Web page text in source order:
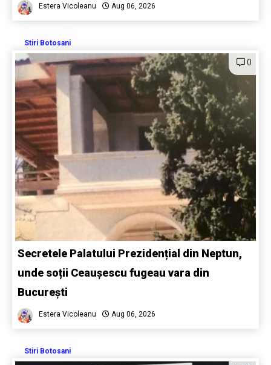
Estera Vicoleanu Aug 06, 2026
Stiri Botosani
0
Secretele Palatului Prezidențial din Neptun,
unde soții Ceaușescu fugeau vara din
București
Estera Vicoleanu Aug 06, 2026
Stiri Botosani